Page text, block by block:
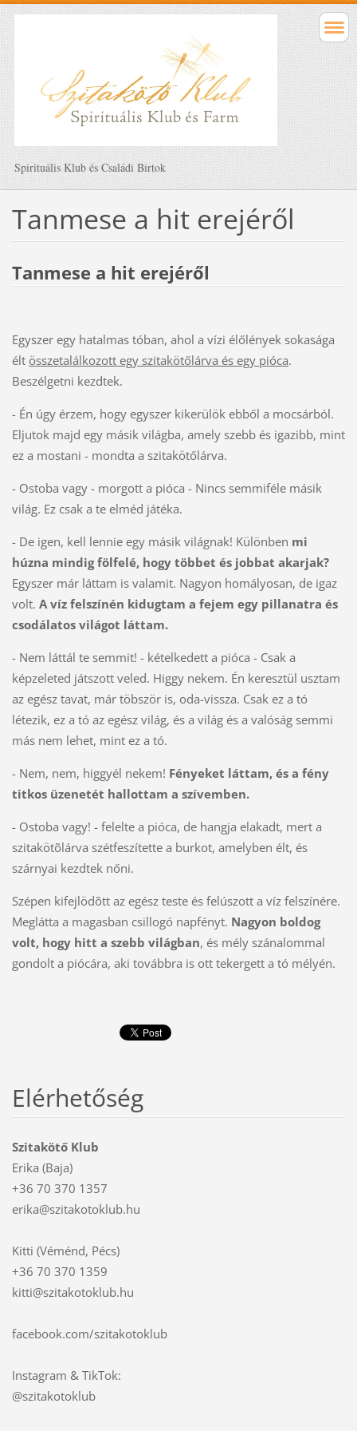
Spirituális Klub és Családi Birtok
Tanmese a hit erejéről
Tanmese a hit erejéről
Egyszer egy hatalmas tóban, ahol a vízi élőlények sokasága
élt összetalálkozott egy szitakötőlárva és egy pióca.
Beszélgetni kezdtek.
- Én úgy érzem, hogy egyszer kikerülök ebből a mocsárból.
Eljutok majd egy másik világba, amely szebb és igazibb, mint
ez a mostani - mondta a szitakötőlárva.
- Ostoba vagy - morgott a pióca - Nincs semmiféle másik
világ. Ez csak a te elméd játéka.
- De igen, kell lennie egy másik világnak! Különben mi
húzna mindig fölfelé, hogy többet és jobbat akarjak?
Egyszer már láttam is valamit. Nagyon homályosan, de igaz
volt. A víz felszínén kidugtam a fejem egy pillanatra és
csodálatos világot láttam.
- Nem láttál te semmit! - kételkedett a pióca - Csak a
képzeleted játszott veled. Higgy nekem. Én keresztül usztam
az egész tavat, már töbször is, oda-vissza. Csak ez a tó
létezik, ez a tó az egész világ, és a világ és a valóság semmi
más nem lehet, mint ez a tó.
- Nem, nem, higgyél nekem! Fényeket láttam, és a fény
titkos üzenetét hallottam a szívemben.
- Ostoba vagy! - felelte a pióca, de hangja elakadt, mert a
szitakötõlárva szétfeszítette a burkot, amelyben élt, és
szárnyai kezdtek nőni.
Szépen kifejlödõtt az egész teste és felúszott a víz felszínére.
Meglátta a magasban csillogó napfényt. Nagyon boldog
volt, hogy hitt a szebb világban, és mély szánalommal
gondolt a piócára, aki továbbra is ott tekergett a tó mélyén.
Elérhetőség
Szitakötő Klub
Erika (Baja)
+36 70 370 1357
erika@szitakotoklub.hu
Kitti (Véménd, Pécs)
+36 70 370 1359
kitti@szitakotoklub.hu
facebook.com/szitakotoklub
Instagram & TikTok:
@szitakotoklub